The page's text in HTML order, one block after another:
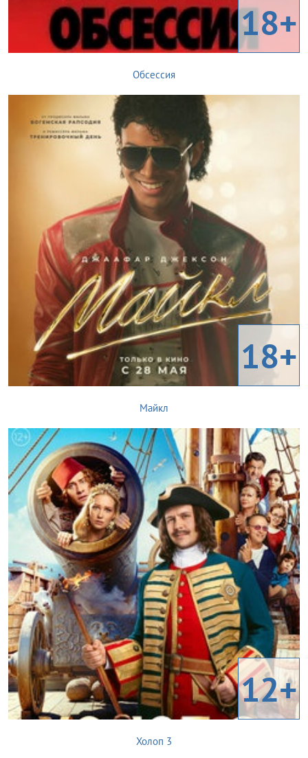
18+
Обсессия
18+
Майкл
12+
Холоп 3